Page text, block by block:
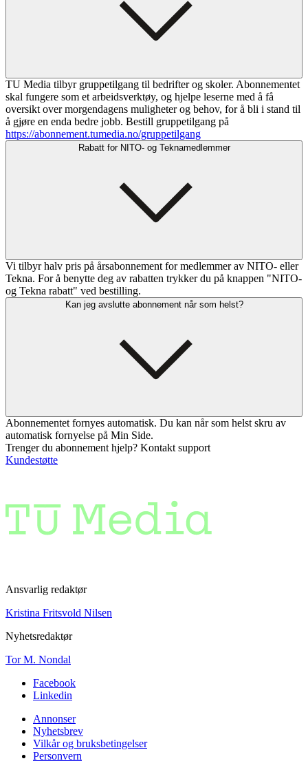
TU Media tilbyr gruppetilgang til bedrifter og skoler. Abonnementet
skal fungere som et arbeidsverktøy, og hjelpe leserne med å få
oversikt over morgendagens muligheter og behov, for å bli i stand til
å gjøre en enda bedre jobb. Bestill gruppetilgang på
https://abonnement.tumedia.no/gruppetilgang
Rabatt for NITO- og Teknamedlemmer
Vi tilbyr halv pris på årsabonnement for medlemmer av NITO- eller
Tekna. For å benytte deg av rabatten trykker du på knappen "NITO-
og Tekna rabatt" ved bestilling.
Kan jeg avslutte abonnement når som helst?
Abonnementet fornyes automatisk. Du kan når som helst skru av
automatisk fornyelse på Min Side.
Trenger du abonnement hjelp? Kontakt support
Kundestøtte
Ansvarlig redaktør
Kristina Fritsvold Nilsen
Nyhetsredaktør
Tor M. Nondal
Facebook
Linkedin
Annonser
Nyhetsbrev
Vilkår og bruksbetingelser
Personvern